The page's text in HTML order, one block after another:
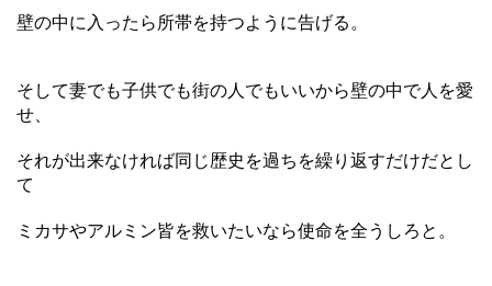
壁の中に入ったら所帯を持つように告げる。
そして妻でも子供でも街の人でもいいから壁の中で人を愛
せ、
それが出来なければ同じ歴史を過ちを繰り返すだけだとし
て
ミカサやアルミン皆を救いたいなら使命を全うしろと。